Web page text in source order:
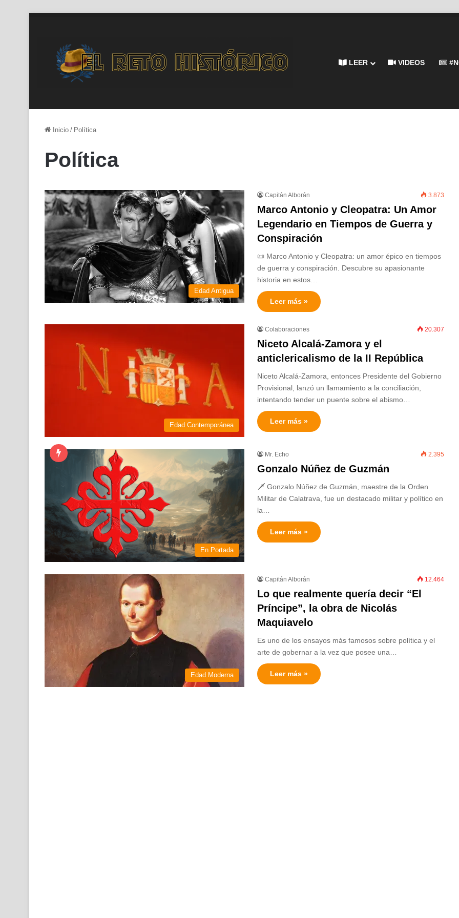
LEER VIDEOS
Inicio / Política
Política
Edad Antigua
Capitán Alborán 3.873
Marco Antonio y Cleopatra: Un Amor
Legendario en Tiempos de Guerra y
Conspiración
📜 Marco Antonio y Cleopatra: un amor épico en tiempos
de guerra y conspiración. Descubre su apasionante
historia en estos…
Leer más »
Edad Contemporánea
Colaboraciones 20.307
Niceto Alcalá-Zamora y el
anticlericalismo de la II República
Niceto Alcalá-Zamora, entonces Presidente del Gobierno
Provisional, lanzó un llamamiento a la conciliación,
intentando tender un puente sobre el abismo…
Leer más »
En Portada
Mr. Echo 2.395
Gonzalo Núñez de Guzmán
🗡️ Gonzalo Núñez de Guzmán, maestre de la Orden
Militar de Calatrava, fue un destacado militar y político en
la…
Leer más »
Edad Moderna
Capitán Alborán 12.464
Lo que realmente quería decir “El
Príncipe”, la obra de Nicolás
Maquiavelo
Es uno de los ensayos más famosos sobre política y el
arte de gobernar a la vez que posee una…
Leer más »